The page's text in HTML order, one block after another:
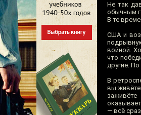
Не так
обычным
В те
США и
войной.
что
другие.
В
вы живёте
— всё